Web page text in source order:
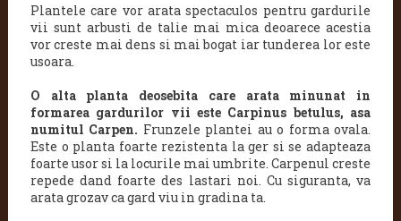
Plantele care vor arata spectaculos pentru gardurile
vii sunt arbusti de talie mai mica deoarece acestia
vor creste mai dens si mai bogat iar tunderea lor este
usoara.
O alta planta deosebita care arata minunat in
formarea gardurilor vii este Carpinus betulus, asa
numitul Carpen. Frunzele plantei au o forma ovala.
Este o planta foarte rezistenta la ger si se adapteaza
foarte usor si la locurile mai umbrite. Carpenul creste
repede dand foarte des lastari noi. Cu siguranta, va
arata grozav ca gard viu in gradina ta.